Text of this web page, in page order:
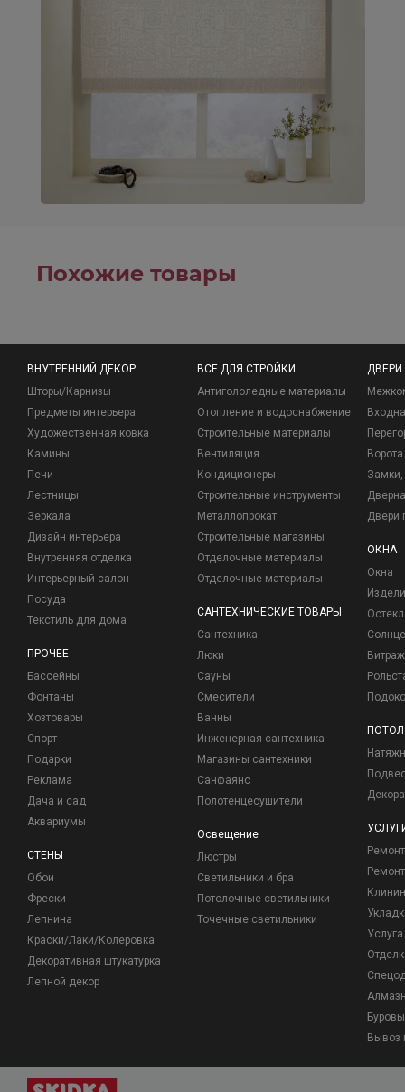
Похожие товары
ВНУТРЕННИЙ ДЕКОР
Шторы/Карнизы
Предметы интерьера
Художественная ковка
Камины
Печи
Лестницы
Зеркала
Дизайн интерьера
Внутренняя отделка
Интерьерный салон
Посуда
Текстиль для дома
ПРОЧЕЕ
Бассейны
Фонтаны
Хозтовары
Спорт
Подарки
Реклама
Дача и сад
Аквариумы
СТЕНЫ
Обои
Фрески
Лепнина
Краски/Лаки/Колеровка
Декоративная штукатурка
Лепной декор
ВСЕ ДЛЯ СТРОЙКИ
Антигололедные материалы
Отопление и водоснабжение
Строительные материалы
Вентиляция
Кондиционеры
Строительные инструменты
Металлопрокат
Строительные магазины
Отделочные материалы
Отделочные материалы
САНТЕХНИЧЕСКИЕ ТОВАРЫ
Сантехника
Люки
Сауны
Смесители
Ванны
Инженерная сантехника
Магазины сантехники
Санфаянс
Полотенцесушители
Освещение
Люстры
Светильники и бра
Потолочные светильники
Точечные светильники
ДВЕРИ
Ворота
Замки,
Двери
ОКНА
Окна
Вывоз